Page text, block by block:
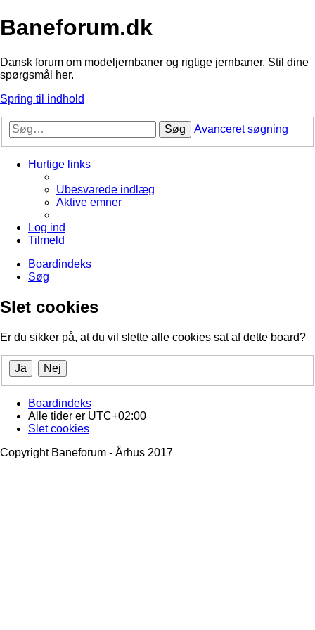
Baneforum.dk
Dansk forum om modeljernbaner og rigtige jernbaner. Stil dine
spørgsmål her.
Spring til indhold
Søg Avanceret søgning
Hurtige links
Ubesvarede indlæg
Aktive emner
Log ind
Tilmeld
Boardindeks
Søg
Slet cookies
Er du sikker på, at du vil slette alle cookies sat af dette board?
Boardindeks
Alle tider er UTC+02:00
Slet cookies
Copyright Baneforum - Århus 2017